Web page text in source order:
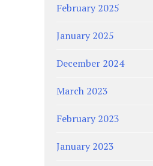
February 2025
January 2025
December 2024
March 2023
February 2023
January 2023